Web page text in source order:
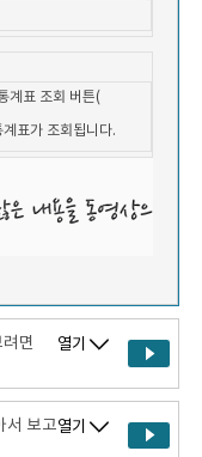
계표 조회 버튼(
표가 조회됩니다.
면
열기
서 보고열기